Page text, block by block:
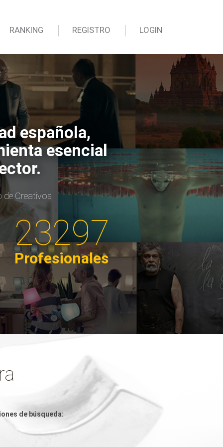
RANKING REGISTRO LOGIN
española,
esencial
de Creativos
23297
Profesionales
de búsqueda: